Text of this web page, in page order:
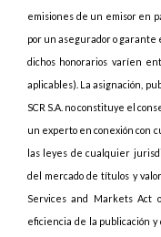
emisiones de un emisor en
por un asegurador o garante
dichos honorarios varíen
aplicables). La asignación,
SCR S.A. no constituye el
un experto en conexión con
las leyes de cualquier
del mercado de títulos y
Services and Markets Act
eficiencia de la publicación